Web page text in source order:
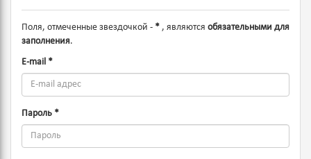
Поля, отмеченные звездочкой - * , являются обязательными для
заполнения.
E-mail *
Пароль *